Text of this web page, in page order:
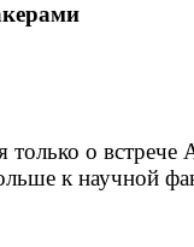
только о
к научной